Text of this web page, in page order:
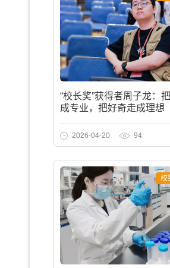
“校长奖”获得者周子龙：
成专业，把好奇走成理想
2026-04-20 94
校